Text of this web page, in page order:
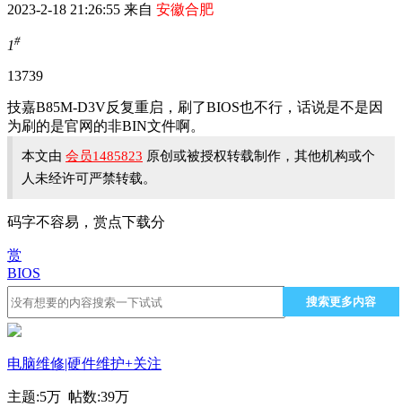
2023-2-18 21:26:55 来自 安徽合肥
1#
13739
技嘉B85M-D3V反复重启，刷了BIOS也不行，话说是不是因
为刷的是官网的非BIN文件啊。
本文由 会员1485823 原创或被授权转载制作，其他机构或个
人未经许可严禁转载。
码字不容易，赏点下载分
赏
BIOS
搜索更多内容
电脑维修|硬件维护+关注
主题:5万 帖数:39万